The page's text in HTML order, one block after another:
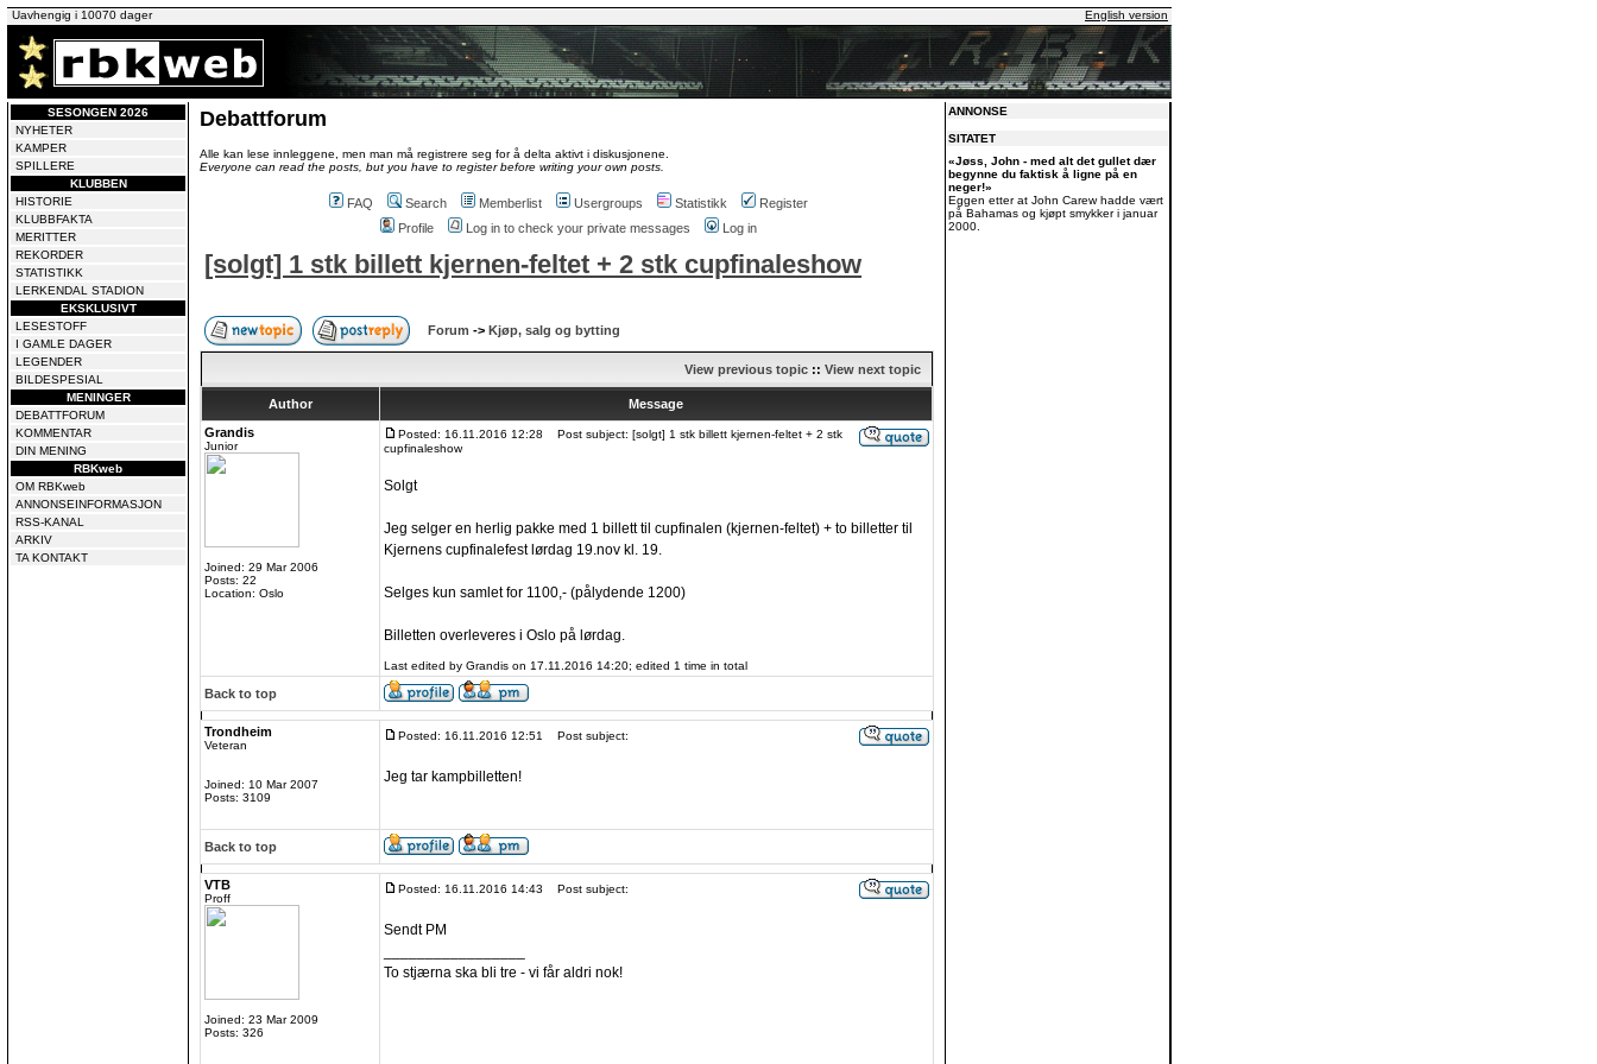
Uavhengig i 10070 dager English version
SESONGEN 2026
NYHETER
KAMPER
SPILLERE
KLUBBEN
HISTORIE
KLUBBFAKTA
MERITTER
REKORDER
STATISTIKK
LERKENDAL STADION
EKSKLUSIVT
LESESTOFF
I GAMLE DAGER
LEGENDER
BILDESPESIAL
MENINGER
DEBATTFORUM
KOMMENTAR
DIN MENING
RBKweb
OM RBKweb
ANNONSEINFORMASJON
RSS-KANAL
ARKIV
TA KONTAKT
Debattforum
Alle kan lese innleggene, men man må registrere seg for å delta aktivt i diskusjonene.
Everyone can read the posts, but you have to register before writing your own posts.
FAQ Search Memberlist Usergroups Statistikk
Register
Profile
Log in to check your private messages Log in
[solgt] 1 stk billett kjernen-feltet + 2 stk cupfinaleshow
Forum -> Kjøp, salg og bytting
View previous topic :: View next topic
Author
Message
Grandis
Junior
Joined: 29 Mar 2006
Posts: 22
Location: Oslo
Posted: 16.11.2016 12:28
Post subject: [solgt] 1 stk billett kjernen-feltet + 2 stk
cupfinaleshow
Solgt
Jeg selger en herlig pakke med 1 billett til cupfinalen (kjernen-feltet) + to billetter til
Kjernens cupfinalefest lørdag 19.nov kl. 19.
Selges kun samlet for 1100,- (pålydende 1200)
Billetten overleveres i Oslo på lørdag.
Last edited by Grandis on 17.11.2016 14:20; edited 1 time in total
Back to top
Trondheim
Veteran
Joined: 10 Mar 2007
Posts: 3109
Posted: 16.11.2016 12:51 Post subject:
Jeg tar kampbilletten!
Back to top
VTB
Proff
Joined: 23 Mar 2009
Posts: 326
Posted: 16.11.2016 14:43 Post subject:
Sendt PM
To stjærna ska bli tre - vi får aldri nok!
ANNONSE
SITATET
«Jøss, John - med alt det gullet dær
begynne du faktisk å ligne på en
neger!»
Eggen etter at John Carew hadde vært
på Bahamas og kjøpt smykker i januar
2000.